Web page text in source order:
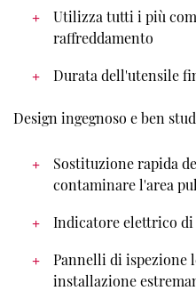
Utilizza tutti i più
raffreddamento
Durata dell'utensile
Design ingegnoso e ben
Sostituzione rapida
contaminare l'area
Indicatore elettrico
Pannelli di ispezione
installazione